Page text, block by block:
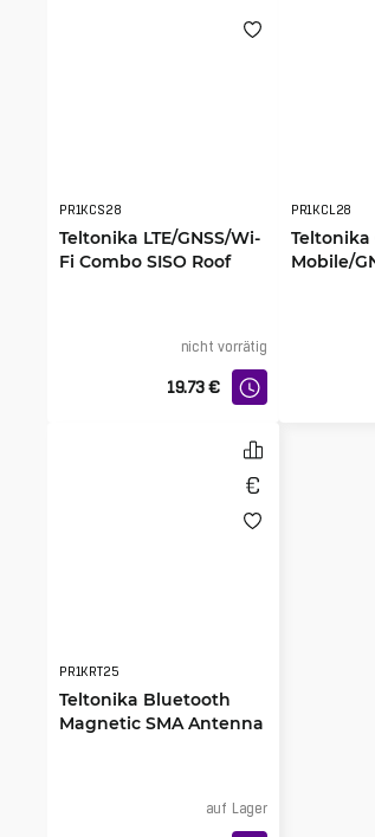
PR1KCS28
Teltonika LTE/GNSS/Wi-
Fi Combo SISO Roof
nicht vorrätig
19.73 €
PR1KCL28
Teltonika
Mobile/
PR1KRT25
Teltonika Bluetooth
Magnetic SMA Antenna
auf Lager